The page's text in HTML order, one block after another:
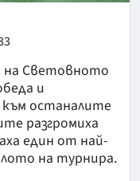
на Световното
и
останалите
разгромиха
един от най-
на турнира.